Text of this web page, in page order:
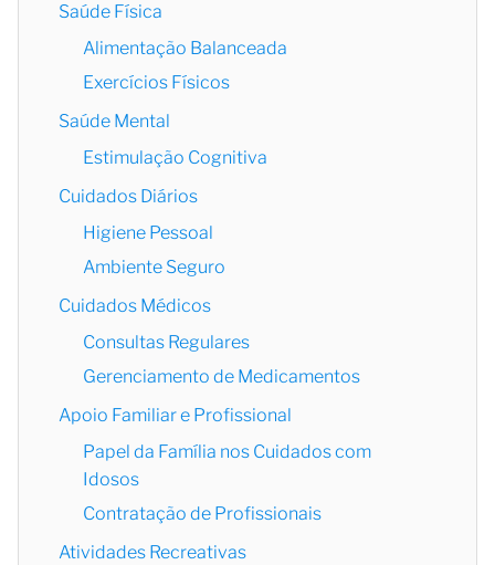
Saúde Física
Alimentação Balanceada
Exercícios Físicos
Saúde Mental
Estimulação Cognitiva
Cuidados Diários
Higiene Pessoal
Ambiente Seguro
Cuidados Médicos
Consultas Regulares
Gerenciamento de Medicamentos
Apoio Familiar e Profissional
Papel da Família nos Cuidados com
Idosos
Contratação de Profissionais
Atividades Recreativas